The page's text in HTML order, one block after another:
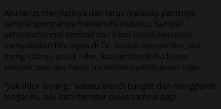
Aku terus menjilatinya dan terus melahap penisnya,
sampai spermanya memenuhi mulutku. Sampai
akhirnyanormal kembali dan kami duduk bersisian
menyaksikan film lepas di TV. Seusai nonton film, aku
mengajaknya untuk tidur, karean besok dia harus
sekolah, dan aku harus memeriksa pembukuan toko.
“yuk tidur sayang,” kataku.Wendi bangkit dan menggamit
tanganku, lalu kami tertidur pulas sampai pagi.